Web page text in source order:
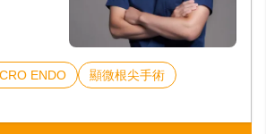
ENDO
顯微根尖手術